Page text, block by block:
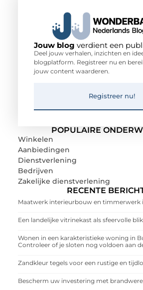
POPULAIRE
Winkelen
Aanbiedingen
Dienstverlening
Bedrijven
Zakelijke dienstverlening
RECENTE
Maatwerk interieurbouw en timmerwerk
Een landelijke vitrinekast als sfeervolle
Wonen in een karakteristieke woning in
Controleer of je sloten nog voldoen aan
Zandkleur tegels voor een rustige en
Bescherm uw investering met
Jouw blog verdient een
Deel jouw verhalen, inzichten en
blogplatform. Registreer nu en
jouw content waarderen.
Registreer nu!